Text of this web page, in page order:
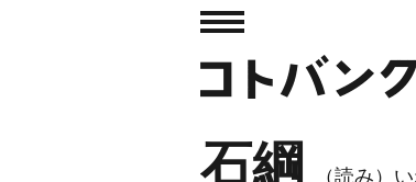
石綱 （読み）